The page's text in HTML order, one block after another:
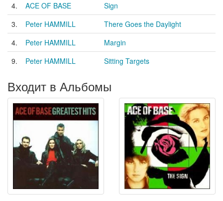
4.
ACE OF BASE
Sign
3.
Peter HAMMILL
There Goes the Daylight
4.
Peter HAMMILL
Margin
9.
Peter HAMMILL Sitting Targets
Входит в Альбомы